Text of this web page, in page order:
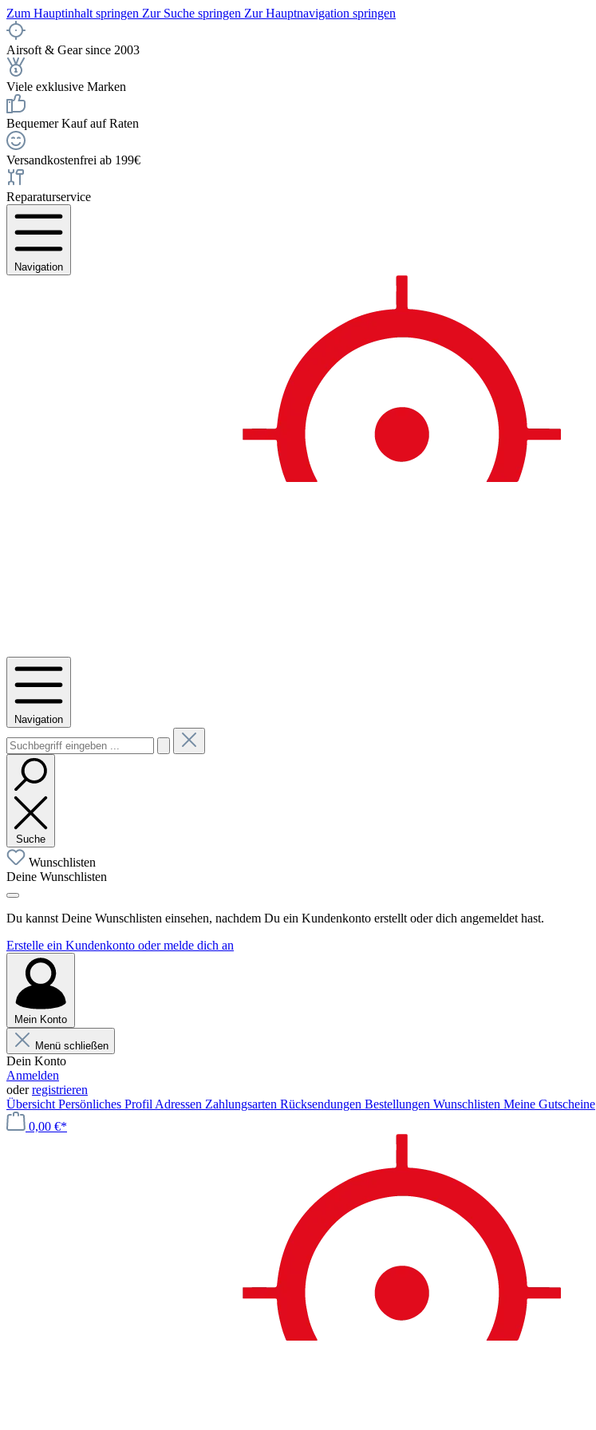
Zum Hauptinhalt springen Zur Suche springen Zur Hauptnavigation springen
Airsoft & Gear since 2003
Viele exklusive Marken
Bequemer Kauf auf Raten
Versandkostenfrei ab 199€
Reparaturservice
Navigation
Navigation
Suche
Wunschlisten
Deine Wunschlisten
Du kannst Deine Wunschlisten einsehen, nachdem Du ein Kundenkonto erstellt oder dich angemeldet hast.
Erstelle ein Kundenkonto oder melde dich an
Mein Konto
Menü schließen
Dein Konto
Anmelden
oderregistrieren
Übersicht Persönliches Profil Adressen Zahlungsarten Rücksendungen Bestellungen Wunschlisten Meine Gutscheine
0,00 €*